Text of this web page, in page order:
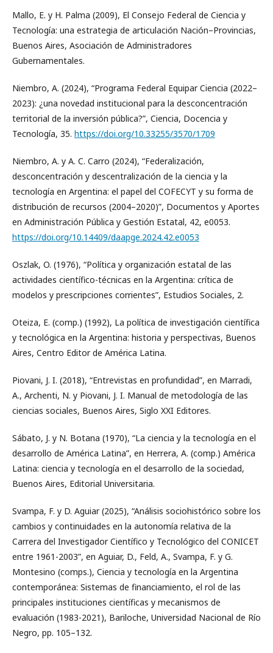
Mallo, E. y H. Palma (2009), El Consejo Federal de Ciencia y
Tecnología: una estrategia de articulación Nación–Provincias,
Buenos Aires, Asociación de Administradores
Gubernamentales.
Niembro, A. (2024), “Programa Federal Equipar Ciencia (2022–
2023): ¿una novedad institucional para la desconcentración
territorial de la inversión pública?”, Ciencia, Docencia y
Tecnología, 35. https://doi.org/10.33255/3570/1709
Niembro, A. y A. C. Carro (2024), “Federalización,
desconcentración y descentralización de la ciencia y la
tecnología en Argentina: el papel del COFECYT y su forma de
distribución de recursos (2004–2020)”, Documentos y Aportes
en Administración Pública y Gestión Estatal, 42, e0053.
https://doi.org/10.14409/daapge.2024.42.e0053
Oszlak, O. (1976), “Política y organización estatal de las
actividades científico-técnicas en la Argentina: crítica de
modelos y prescripciones corrientes”, Estudios Sociales, 2.
Oteiza, E. (comp.) (1992), La política de investigación científica
y tecnológica en la Argentina: historia y perspectivas, Buenos
Aires, Centro Editor de América Latina.
Piovani, J. I. (2018), “Entrevistas en profundidad”, en Marradi,
A., Archenti, N. y Piovani, J. I. Manual de metodología de las
ciencias sociales, Buenos Aires, Siglo XXI Editores.
Sábato, J. y N. Botana (1970), “La ciencia y la tecnología en el
desarrollo de América Latina”, en Herrera, A. (comp.) América
Latina: ciencia y tecnología en el desarrollo de la sociedad,
Buenos Aires, Editorial Universitaria.
Svampa, F. y D. Aguiar (2025), “Análisis sociohistórico sobre los
cambios y continuidades en la autonomía relativa de la
Carrera del Investigador Científico y Tecnológico del CONICET
entre 1961-2003”, en Aguiar, D., Feld, A., Svampa, F. y G.
Montesino (comps.), Ciencia y tecnología en la Argentina
contemporánea: Sistemas de financiamiento, el rol de las
principales instituciones científicas y mecanismos de
evaluación (1983-2021), Bariloche, Universidad Nacional de Río
Negro, pp. 105–132.